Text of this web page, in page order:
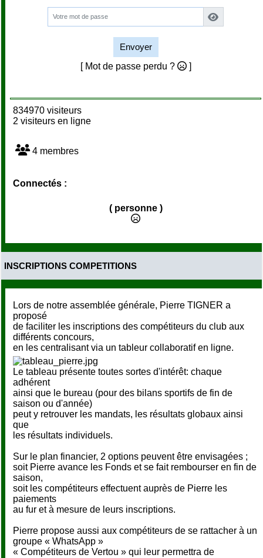
Envoyer
[ Mot de passe perdu ?
]
834970 visiteurs
2 visiteurs en ligne
4 membres
Connectés :
( personne )
INSCRIPTIONS COMPETITIONS
Lors de notre assemblée générale, Pierre TIGNER a
proposé
de faciliter les inscriptions des compétiteurs du club aux
différents concours,
en les centralisant via un tableur collaboratif en ligne.
Le tableau présente toutes sortes d'intérêt: chaque
adhérent
ainsi que le bureau (pour des bilans sportifs de fin de
saison ou d'année)
peut y retrouver les mandats, les résultats globaux ainsi
que
les résultats individuels.
Sur le plan financier, 2 options peuvent être envisagées ;
soit Pierre avance les Fonds et se fait rembourser en fin de
saison,
soit les compétiteurs effectuent auprès de Pierre les
paiements
au fur et à mesure de leurs inscriptions.
Pierre propose aussi aux compétiteurs de se rattacher à un
groupe « WhatsApp »
« Compétiteurs de Vertou » qui leur permettra de